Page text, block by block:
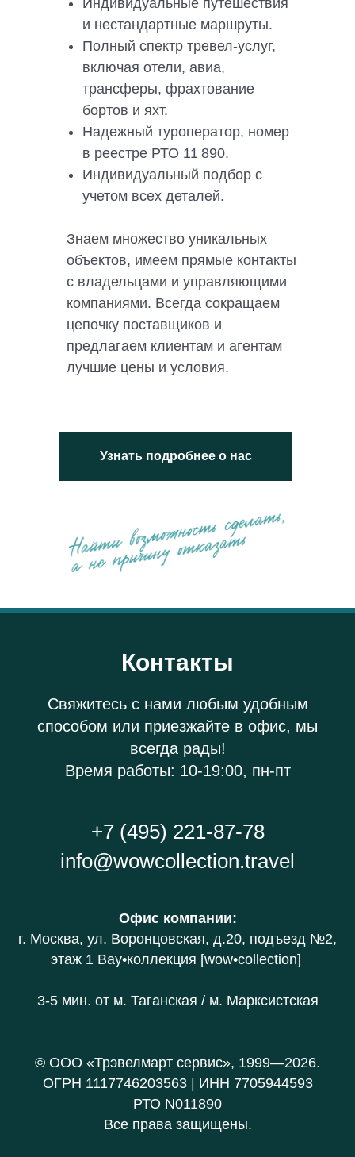
и нестандартные маршруты.
Полный спектр тревел-услуг,
включая отели, авиа,
трансферы, фрахтование
бортов и яхт.
Надежный туроператор, номер
в реестре РТО 11 890.
Индивидуальный подбор с
учетом всех деталей.
Знаем множество уникальных
объектов, имеем прямые контакты
с владельцами и управляющими
компаниями. Всегда сокращаем
цепочку поставщиков и
предлагаем клиентам и агентам
лучшие цены и условия.
Узнать подробнее о нас
Контакты
Свяжитесь с нами любым удобным
способом или приезжайте в офис, мы
всегда рады!
Время работы: 10-19:00, пн-пт
+7 (495) 221-87-78
info@wowcollection.travel
Офис компании:
г. Москва, ул. Воронцовская, д.20, подъезд №2,
этаж 1 Вау•коллекция [wow•collection]
3-5 мин. от м. Таганская / м. Марксистская
© ООО «Трэвелмарт сервис», 1999—2026.
ОГРН 1117746203563 | ИНН 7705944593
РТО N011890
Все права защищены.